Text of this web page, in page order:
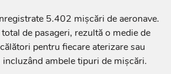
5.402 mișcări de aeronave.
de pasageri, rezultă o medie de
pentru fiecare aterizare sau
ambele tipuri de mișcări.